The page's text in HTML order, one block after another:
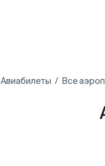
Авиабилеты Все